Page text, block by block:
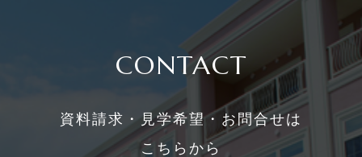
CONTACT
資料請求・見学希望・お問合せは
こちらから